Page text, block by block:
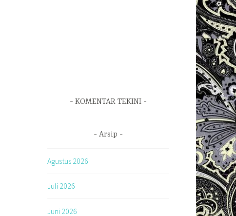
KOMENTAR TEKINI
Arsip
Agustus 2026
Juli 2026
Juni 2026